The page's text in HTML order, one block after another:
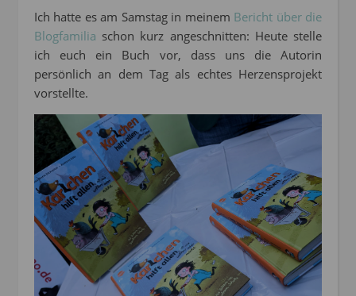
Ich hatte es am Samstag in meinem Bericht über die
Blogfamilia schon kurz angeschnitten: Heute stelle
ich euch ein Buch vor, dass uns die Autorin
persönlich an dem Tag als echtes Herzensprojekt
vorstellte.